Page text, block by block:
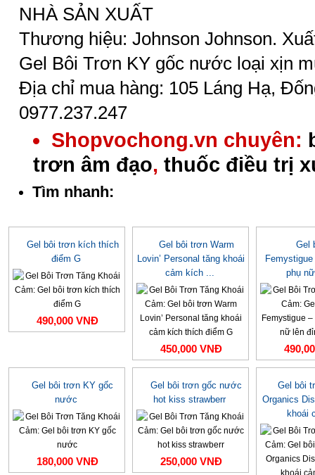
NHÀ SẢN XUẤT
Thương hiệu: Johnson Johnson.
Gel Bôi Trơn KY gốc nước loại xịn
Địa chỉ mua hàng: 105 Láng Hạ,
0977.237.247
Shopvochong.vn chuyên:
trơn âm đạo, thuốc điều trị
Tìm nhanh:
Gel bôi trơn kích thích
điểm G
490,000 VNĐ
Gel bôi trơn Warm
Lovin’ Personal tăng khoái
cảm kích ...
450,000 VNĐ
Gel
phụ
Gel bôi trơn KY gốc
nước
180,000 VNĐ
Gel bôi trơn gốc nước
hot kiss strawberr
250,000 VNĐ
Gel bôi
Organics
khoái